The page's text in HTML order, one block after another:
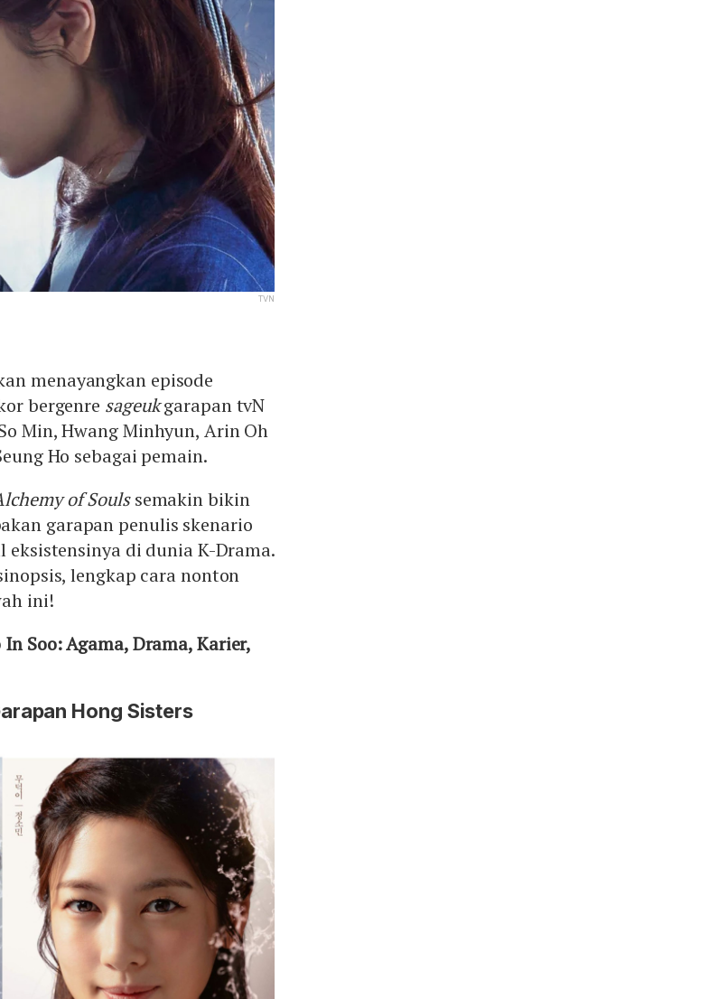
TVN
menayangkan episode
bergenre sageukgarapan tvN
Min, Hwang Minhyun, Arin Oh
Ho sebagai pemain.
of Soulssemakin bikin
garapan penulis skenario
eksistensinya di dunia K-Drama.
lengkap cara nonton
ini!
Soo: Agama, Drama, Karier,
Hong Sisters